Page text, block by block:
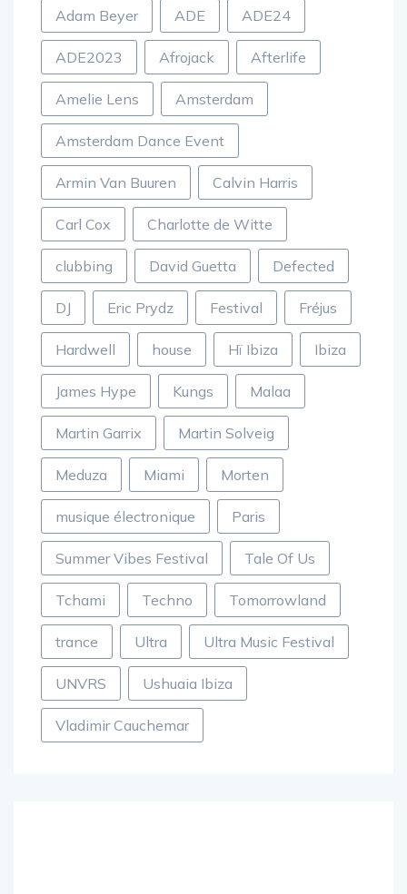
Adam Beyer ADE ADE24
ADE2023 Afrojack Afterlife
Amelie Lens Amsterdam
Amsterdam Dance Event
Armin Van Buuren Calvin Harris
Carl Cox Charlotte de Witte
clubbing David Guetta Defected
DJ Eric Prydz Festival Fréjus
Hardwell house Hï Ibiza Ibiza
James Hype Kungs Malaa
Martin Garrix Martin Solveig
Meduza Miami Morten
musique électronique Paris
Summer Vibes Festival Tale Of Us
Tchami Techno Tomorrowland
trance Ultra Ultra Music Festival
UNVRS Ushuaia Ibiza
Vladimir Cauchemar